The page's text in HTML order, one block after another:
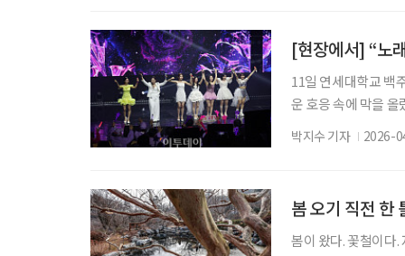
[현장에서] “노
11일 연세대학교 백
운 호응 속에 막을
중장년 세대의 기
부터 분위기 압도
박지수 기자 2026-
봄 오기 직전 한
봄이 왔다. 꽃철이다